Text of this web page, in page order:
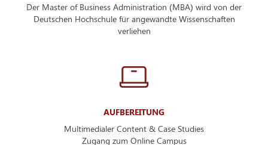
Der Master of Business Administration (MBA) wird von der
Deutschen Hochschule für angewandte Wissenschaften
verliehen
AUFBEREITUNG
Multimedialer Content & Case Studies
Zugang zum Online Campus